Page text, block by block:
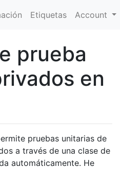
Etiquetas Account
prueba
en
pruebas unitarias de
a través de una clase de
automáticamente. He